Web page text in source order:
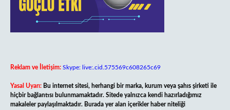
Reklam ve İletişim: Skype: live:.cid.575569c608265c69
Yasal Uyarı: Bu internet sitesi, herhangi bir marka, kurum veya şahıs şirketi ile
hiçbir bağlantısı bulunmamaktadır. Sitede yalnızca kendi hazırladığımız
makaleler paylaşılmaktadır. Burada yer alan içerikler haber niteliği